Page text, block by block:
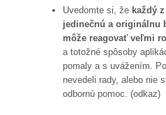
Uvedomte si, že každý
jedinečnú a originálnu
môže reagovať veľmi
a totožné spôsoby
pomaly a s uvážením.
nevedeli rady, alebo nie
odbornú pomoc. (odkaz)